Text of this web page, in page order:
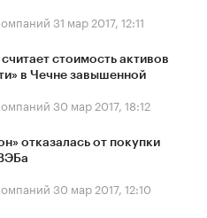
31 мар 2017, 12:11
стоимость активов
в Чечне завышенной
30 мар 2017, 18:12
отказалась от покупки
30 мар 2017, 12:10